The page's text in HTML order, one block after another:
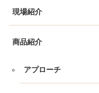
現場紹介
商品紹介
アプローチ